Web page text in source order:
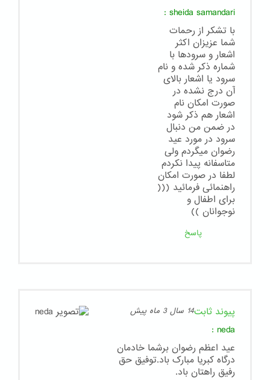
sheida samandari
:
با تشکر از رحمات
شما عزیزان اکثر
اشعار و سرودها با
شماره ذکر شده و نام
سرود یا اشعار بالای
آن درج نشده در
صورت امکان نام
اشعار هم ذکر شود
در ضمن من دنبال
سرود در مورد عید
رضوان میگردم ولی
متاسفانه پیدا نکردم
لطفا در صورت امکان
راهنمائی فرمائید (((
برای اطفال و
نوجوانان ))
پاسخ
پیوند ثابت14 سال 3 ماه پیش
neda
:
عید اعظم رضوان برشما خادمان
درگاه کبریا مبارک باد.توفیق حق
رفیق راهتان باد.